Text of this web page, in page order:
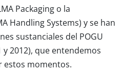
Packaging o la
Handling Systems) y se han
sustanciales del POGU
y 2012), que entendemos
estos momentos.